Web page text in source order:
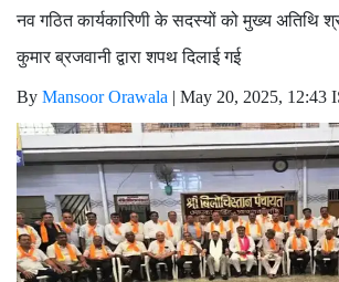
नव गठित कार्यकारिणी के सदस्यों को मुख्य अतिथि
कुमार ब्रजवानी द्वारा शपथ दिलाई गई
By Mansoor Orawala | May 20, 2025, 12:43